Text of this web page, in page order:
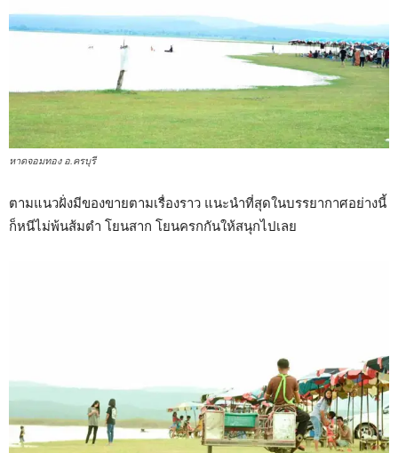
หาดจอมทอง อ.ครบุรี
ตามแนวฝั่งมีของขายตามเรื่องราว แนะนำที่สุดในบรรยากาศอย่างนี้
ก็หนีไม่พ้นส้มตำ โยนสาก โยนครกกันให้สนุกไปเลย